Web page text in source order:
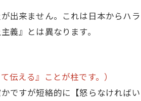
出来ません。これは日本からハラ
義』とは異なります。
伝える』ことが柱です。）
ですが短絡的に【怒らなければい